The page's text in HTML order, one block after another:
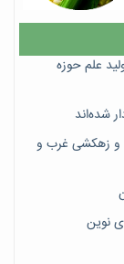
در تولید علم حوزه
و زهکشی غرب و
نوین